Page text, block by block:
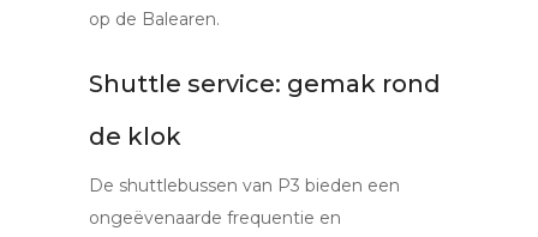
op de Balearen.
Shuttle service: gemak rond
de klok
De shuttlebussen van P3 bieden een
ongeëvenaarde frequentie en